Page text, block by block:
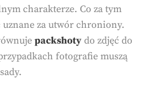
charakterze. Co za tym
uznane za utwór chroniony.
packshoty do zdjęć do
fotografie muszą